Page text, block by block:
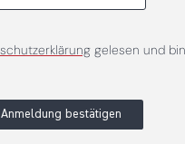
gelesen und
Anmeldung bestätigen